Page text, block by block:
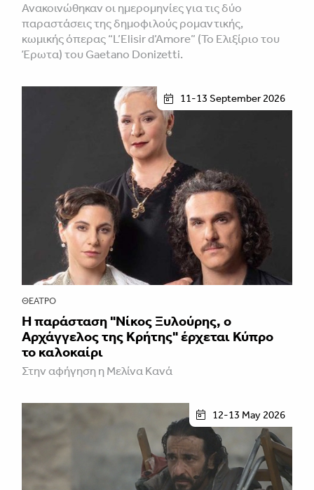
Ανακοινώθηκαν οι ημερομηνίες για τις δύο
παραστάσεις της δημοφιλούς ρομαντικής,
κωμικής όπερας “L’Elisir d’Amore” (Το Ελιξίριο του
Έρωτα) του Gaetano Donizetti.
11-13 September 2026
ΘΈΑΤΡΟ
Η παράσταση "Νίκος Ξυλούρης, ο
Αρχάγγελος της Κρήτης" έρχεται Κύπρο
το καλοκαίρι
Στην αφήγηση η Μελίνα Κανά
12-13 May 2026